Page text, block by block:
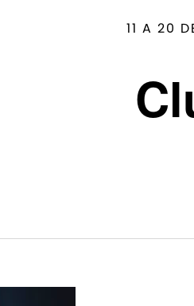
11 A 20